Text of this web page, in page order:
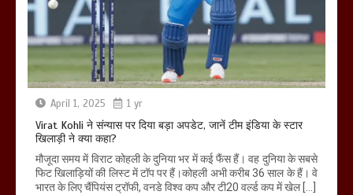
April 1, 2025 1 yr
Virat Kohli ने संन्यास पर दिया बड़ा अपडेट, जानें टीम इंडिया के स्टार
खिलाड़ी ने क्या कहा?
मौजूदा समय में विराट कोहली के दुनिया भर में कई फैंस हैं। वह दुनिया के सबसे
फिट खिलाड़ियों की लिस्ट में टॉप पर हैं।कोहली अभी करीब 36 साल के हैं। वे
भारत के लिए चैंपियंस ट्रॉफी, वनडे विश्व कप और टी20 वर्ल्ड कप में खेल […]